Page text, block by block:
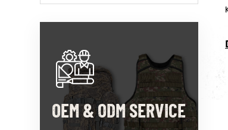
OEM & ODM SERVICE